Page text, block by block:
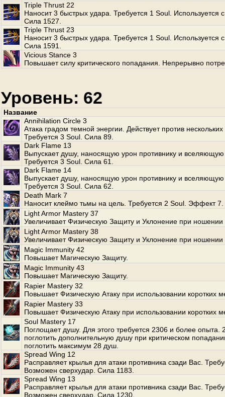
Triple Thrust 22
Наносит 3 быстрых удара. Требуется 1 Soul. Используется
Сила 1527.
Triple Thrust 23
Наносит 3 быстрых удара. Требуется 1 Soul. Используется
Сила 1591.
Vicious Stance 3
Повышает силу критического попадания. Непрерывно
Уровень: 62
Название
Annihilation Circle 3
Атака градом темной энергии. Действует против
Требуется 3 Soul. Сила 89.
Dark Flame 13
Выпускает душу, наносящую урон противнику и вселяющую
Требуется 3 Soul. Сила 61.
Dark Flame 14
Выпускает душу, наносящую урон противнику и вселяющую
Требуется 3 Soul. Сила 62.
Death Mark 7
Наносит клеймо тьмы на цель. Требуется 2 Soul. Эффект 7.
Light Armor Mastery 37
Увеличивает Физическую Защиту и Уклонение при ношении
Light Armor Mastery 38
Увеличивает Физическую Защиту и Уклонение при ношении
Magic Immunity 42
Повышает Магическую Защиту.
Magic Immunity 43
Повышает Магическую Защиту.
Rapier Mastery 32
Повышает Физическую Атаку при использовании коротких
Rapier Mastery 33
Повышает Физическую Атаку при использовании коротких
Soul Mastery 17
Поглощает душу. Для этого требуется 2306 и более опыта.
поглотить дополнительную душу при критическом
поглотить максимум 28 душ.
Spread Wing 12
Расправляет крылья для атаки противника сзади Вас.
Возможен сверхудар. Сила 1183.
Spread Wing 13
Расправляет крылья для атаки противника сзади Вас.
Возможен сверхудар. Сила 1230.